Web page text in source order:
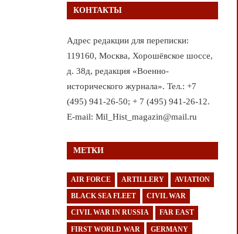
КОНТАКТЫ
Адрес редакции для переписки:
119160, Москва, Хорошёвское шоссе,
д. 38д, редакция «Военно-
исторического журнала». Тел.: +7
(495) 941-26-50; + 7 (495) 941-26-12.
E-mail: Mil_Hist_magazin@mail.ru
МЕТКИ
AIR FORCE ARTILLERY AVIATION
BLACK SEA FLEET CIVIL WAR
CIVIL WAR IN RUSSIA FAR EAST
FIRST WORLD WAR GERMANY